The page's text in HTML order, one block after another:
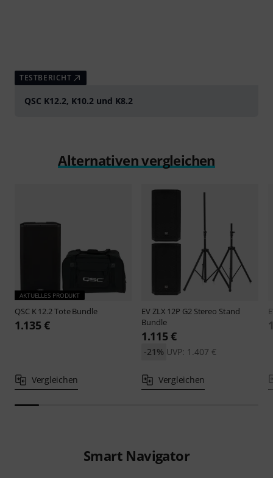
TESTBERICHT
QSC K12.2, K10.2 und K8.2
Alternativen vergleichen
AKTUELLES PRODUKT
QSC K 12.2 Tote Bundle
1.135 €
Vergleichen
EVZLX 12P G2 Stereo Stand
Bundle
1.115 €
UVP: 1.407 €
-21%
Vergleichen
Smart Navigator